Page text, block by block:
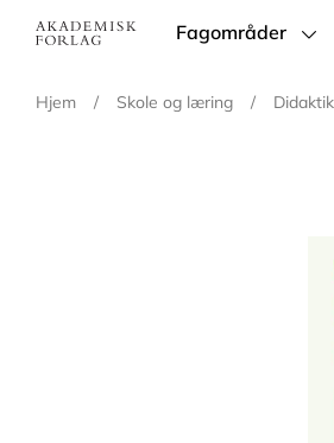
Main
Fagområder
Hjem / Skole og læring / Didaktik